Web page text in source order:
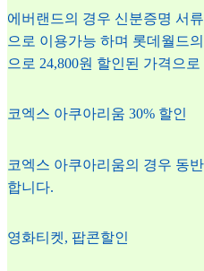
에버랜드의 경우 신분증명 서
으로 이용가능 하며 롯데월드
으로 24,800원 할인된 가격으
코엑스 아쿠아리움 30% 할인
코엑스 아쿠아리움의 경우 동
합니다.
영화티켓, 팝콘할인